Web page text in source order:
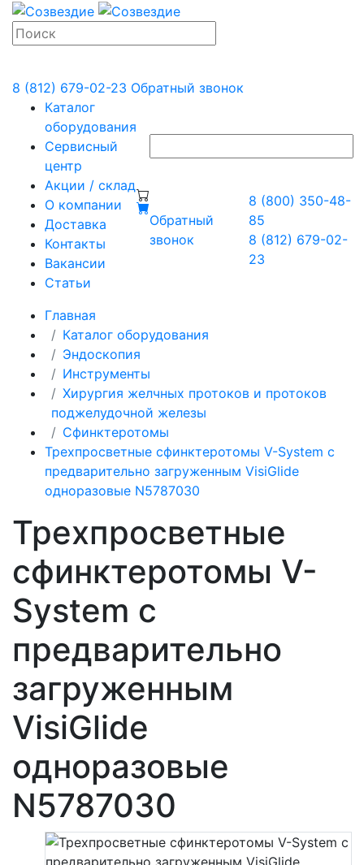
8 (812) 679-02-23 Обратный звонок
Каталог
оборудования
Сервисный
центр
Акции / склад
О компании
Доставка
Контакты
Вакансии
Статьи
Обратный
звонок
8 (800) 350-48-
85
8 (812) 679-02-
23
Главная
Каталог оборудования
Эндоскопия
Инструменты
Хирургия желчных протоков и протоков
поджелудочной железы
Сфинктеротомы
Трехпросветные сфинктеротомы V-System с
предварительно загруженным VisiGlide
одноразовые N5787030
Трехпросветные
сфинктеротомы V-
System с
предварительно
загруженным
VisiGlide
одноразовые
N5787030